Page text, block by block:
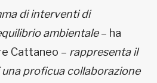
di interventi di
ambientale– ha
Cattaneo – rappresenta il
proficua collaborazione